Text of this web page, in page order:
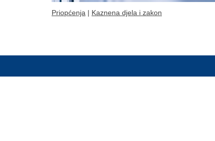
Priopćenja | Kaznena djela i zakon